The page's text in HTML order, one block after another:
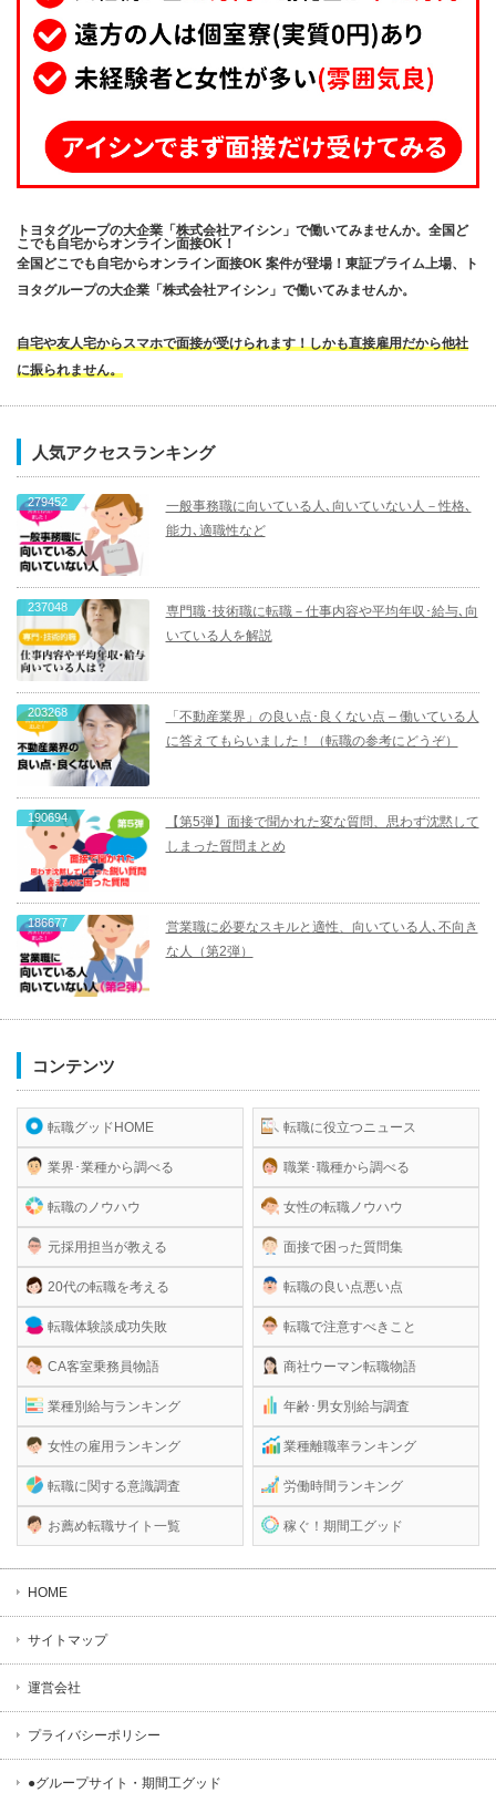
トヨタグループの大企業「株式会社アイシン」で働いてみませんか。全国ど
こでも自宅からオンライン面接OK！
全国どこでも自宅からオンライン面接OK 案件が登場！東証プライム上場、ト
ヨタグループの大企業「株式会社アイシン」で働いてみませんか。
自宅や友人宅からスマホで面接が受けられます！しかも直接雇用だから他社
に振られません。
人気アクセスランキング
279452
一般事務職に向いている人､向いていない人－性格､
能力､適職性など
237048
専門職･技術職に転職－仕事内容や平均年収･給与､向
いている人を解説
203268
「不動産業界」の良い点･良くない点 – 働いている人
に答えてもらいました！（転職の参考にどうぞ）
190694
【第5弾】面接で聞かれた変な質問、思わず沈黙して
しまった質問まとめ
186677
営業職に必要なスキルと適性、向いている人､不向き
な人（第2弾）
コンテンツ
転職グッドHOME
業界･業種から調べる
転職のノウハウ
元採用担当が教える
20代の転職を考える
転職体験談成功失敗
CA客室乗務員物語
業種別給与ランキング
女性の雇用ランキング
転職に関する意識調査
お薦め転職サイト一覧
転職に役立つニュース
職業･職種から調べる
女性の転職ノウハウ
面接で困った質問集
転職の良い点悪い点
転職で注意すべきこと
商社ウーマン転職物語
年齢･男女別給与調査
業種離職率ランキング
労働時間ランキング
稼ぐ！期間工グッド
HOME
サイトマップ
運営会社
プライバシーポリシー
●グループサイト・期間工グッド